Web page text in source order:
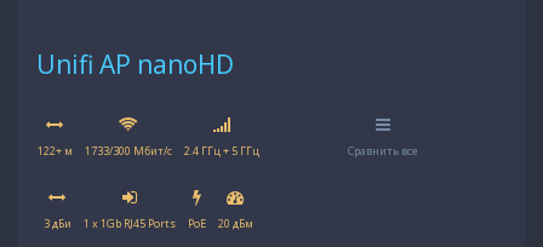
Unifi AP nanoHD
122+ м 1733/300 Мбит/с 2.4 ГГц + 5 ГГц
3 дБи 1 x 1Gb RJ45 Ports PoE 20 дБм
Сравнить все